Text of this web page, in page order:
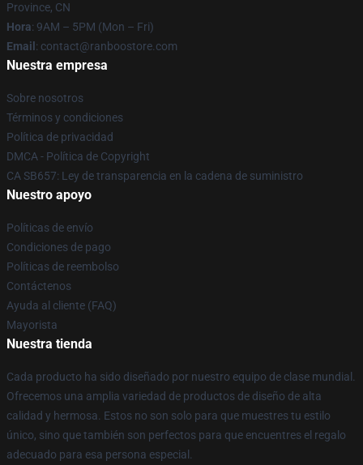
Province, CN
Hora: 9AM – 5PM (Mon – Fri)
Email : contact@ranboostore.com
Nuestra empresa
Sobre nosotros
Términos y condiciones
Política de privacidad
DMCA - Política de Copyright
CA SB657: Ley de transparencia en la cadena de suministro
Nuestro apoyo
Políticas de envío
Condiciones de pago
Políticas de reembolso
Contáctenos
Ayuda al cliente (FAQ)
Mayorista
Nuestra tienda
Cada producto ha sido diseñado por nuestro equipo de clase mundial.
Ofrecemos una amplia variedad de productos de diseño de alta
calidad y hermosa. Estos no son solo para que muestres tu estilo
único, sino que también son perfectos para que encuentres el regalo
adecuado para esa persona especial.